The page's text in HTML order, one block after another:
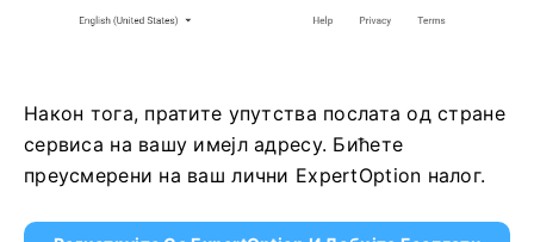
Након тога, пратите упутства послата од стране
сервиса на вашу имејл адресу. Бићете
преусмерени на ваш лични ExpertOption налог.